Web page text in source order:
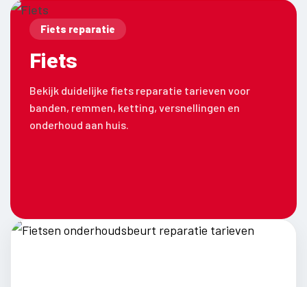
Fiets reparatie
Fiets
Bekijk duidelijke fiets reparatie tarieven voor
banden, remmen, ketting, versnellingen en
onderhoud aan huis.